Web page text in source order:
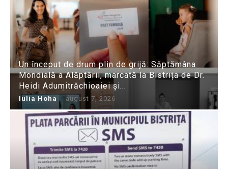
Un început de drum plin de grijă: Săptămâna
Mondială a Alăptării, marcată la Bistrița de Dr.
Heidi Adumitrăchioaiei și...
Iulia Hoha - august 7, 2026